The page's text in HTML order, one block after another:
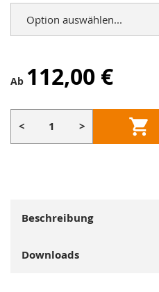
Ab 112,00 €
< >
Beschreibung
Downloads